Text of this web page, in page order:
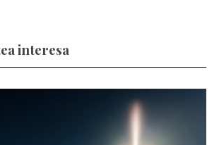
interesa